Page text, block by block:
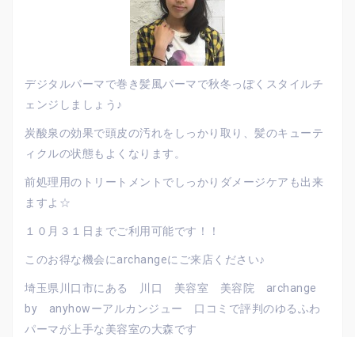
デジタルパーマで巻き髪風パーマで秋冬っぽくスタイルチ
ェンジしましょう♪
炭酸泉の効果で頭皮の汚れをしっかり取り、髪のキューテ
ィクルの状態もよくなります。
前処理用のトリートメントでしっかりダメージケアも出来
ますよ☆
１０月３１日までご利用可能です！！
このお得な機会にarchangeにご来店ください♪
埼玉県川口市にある 川口 美容室 美容院 archange
by anyhowーアルカンジュー 口コミで評判のゆるふわ
パーマが上手な美容室の大森です